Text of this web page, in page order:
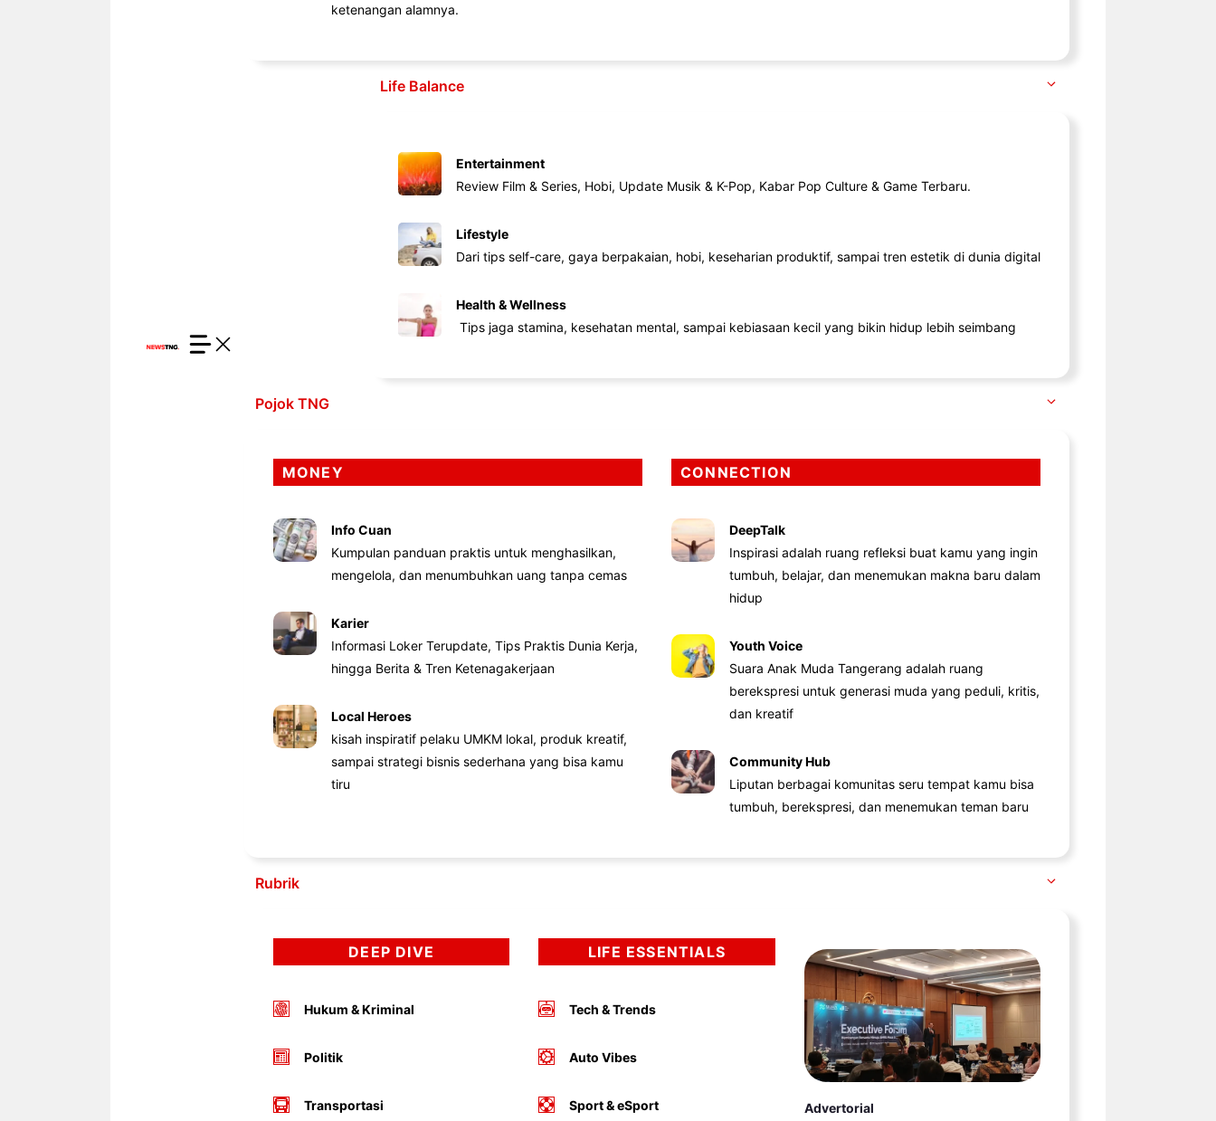
ketenangan alamnya.
Life Balance
Entertainment
Review Film & Series, Hobi, Update Musik & K-Pop, Kabar Pop Culture & Game Terbaru.
Lifestyle
Dari tips self-care, gaya berpakaian, hobi, keseharian produktif, sampai tren estetik di dunia digital
Health & Wellness
Tips jaga stamina, kesehatan mental, sampai kebiasaan kecil yang bikin hidup lebih seimbang
Pojok TNG
MONEY
Info Cuan
Kumpulan panduan praktis untuk menghasilkan,
mengelola, dan menumbuhkan uang tanpa cemas
Karier
Informasi Loker Terupdate, Tips Praktis Dunia Kerja,
hingga Berita & Tren Ketenagakerjaan
Local Heroes
kisah inspiratif pelaku UMKM lokal, produk kreatif,
sampai strategi bisnis sederhana yang bisa kamu
tiru
CONNECTION
DeepTalk
Inspirasi adalah ruang refleksi buat kamu yang ingin
tumbuh, belajar, dan menemukan makna baru dalam
hidup
Youth Voice
Suara Anak Muda Tangerang adalah ruang
berekspresi untuk generasi muda yang peduli, kritis,
dan kreatif
Community Hub
Liputan berbagai komunitas seru tempat kamu bisa
tumbuh, berekspresi, dan menemukan teman baru
Rubrik
DEEP DIVE
Hukum & Kriminal
Politik
Transportasi
LIFE ESSENTIALS
Tech & Trends
Auto Vibes
Sport & eSport
Advertorial